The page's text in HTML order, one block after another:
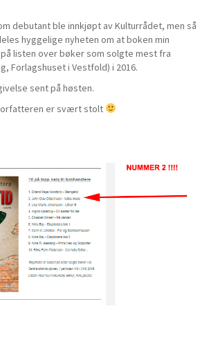
debutant ble innkjøpt av Kulturrådet, men så
hyggelige nyheten om at boken min
listen over bøker som solgte mest fra
Forlagshuset i Vestfold) i 2016.
sent på høsten.
er svært stolt